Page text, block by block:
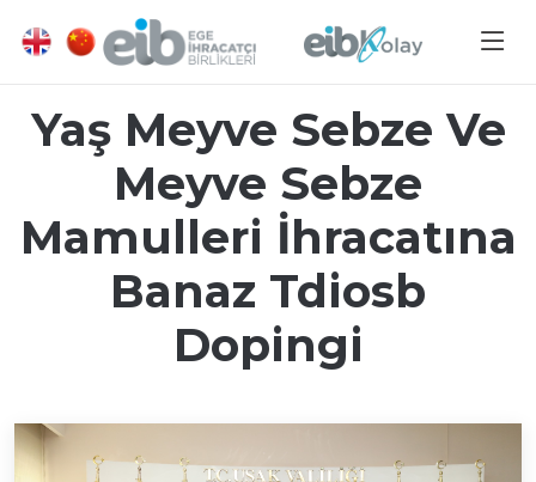
Yaş Meyve Sebze Ve
Meyve Sebze
Mamulleri İhracatına
Banaz Tdiosb
Dopingi